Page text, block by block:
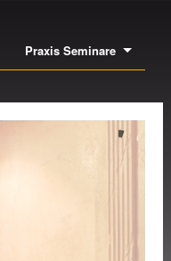
Praxis Seminare
EUROPAS AN
LEISTEN,